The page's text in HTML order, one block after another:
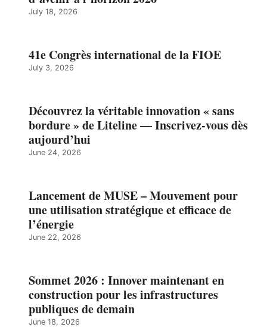
July 18, 2026
41e Congrès international de la FIOE
July 3, 2026
Découvrez la véritable innovation « sans
bordure » de Liteline — Inscrivez-vous dès
aujourd’hui
June 24, 2026
Lancement de MUSE – Mouvement pour
une utilisation stratégique et efficace de
l’énergie
June 22, 2026
Sommet 2026 : Innover maintenant en
construction pour les infrastructures
publiques de demain
June 18, 2026